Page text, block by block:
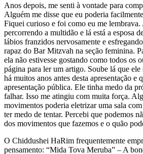
Anos depois, me senti à vontade para
Alguém me disse que eu poderia
Fiquei curioso e foi como eu me lembrava.
percorrendo a multidão e lá está a esposa
lábios franzidos nervosamente e
rapaz do Bar Mitzvah na seção feminina.
ela não estivesse gostando como todos os
página para ler um artigo. Soube lá que
há muitos anos antes desta apresentação e
apresentação pública. Ele tinha medo da
falhar. Isso me atingiu com muita força.
movimentos poderia eletrizar uma sala
ter medo de tentar. Percebi que podemos
dos movimentos que fazemos e o quão
O Chiddushei HaRim frequentemente
pensamento: “Mida Tova Meruba” – A